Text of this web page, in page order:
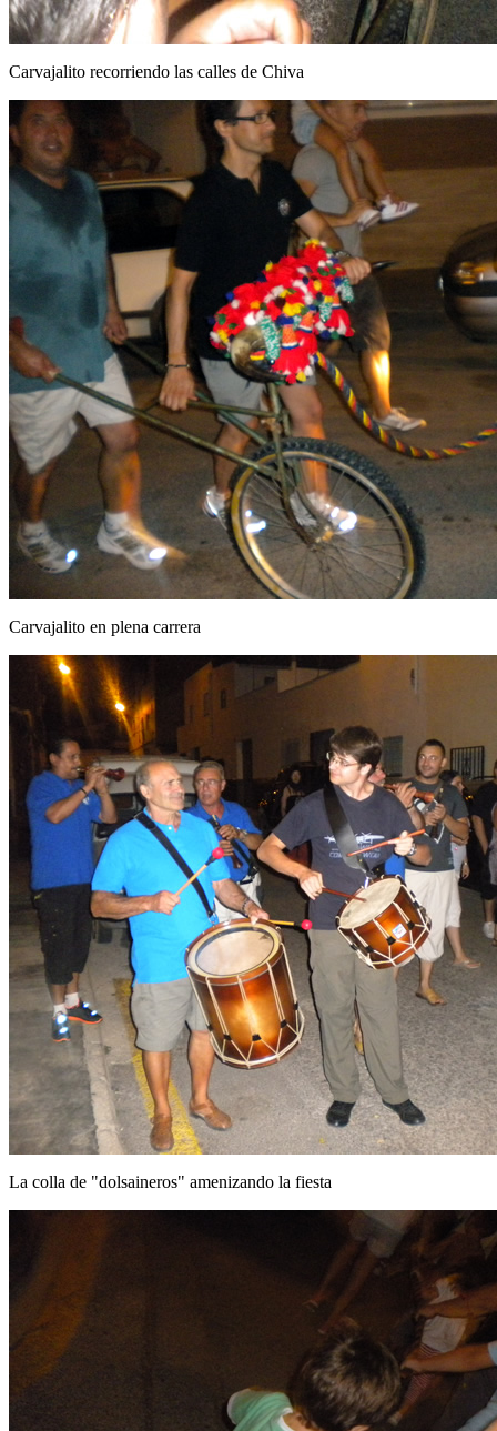
Carvajalito recorriendo las calles de Chiva
Carvajalito en plena carrera
La colla de "dolsaineros" amenizando la fiesta